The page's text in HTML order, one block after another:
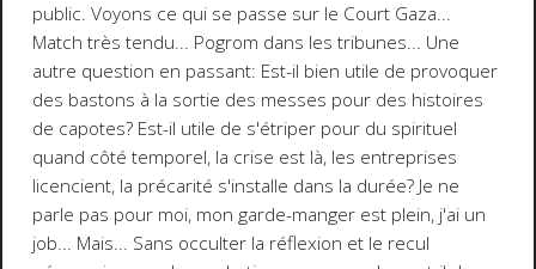
public. Voyons ce qui se passe sur le Court Gaza...
Match très tendu... Pogrom dans les tribunes... Une
autre question en passant: Est-il bien utile de provoquer
des bastons à la sortie des messes pour des histoires
de capotes? Est-il utile de s'étriper pour du spirituel
quand côté temporel, la crise est là, les entreprises
licencient, la précarité s'installe dans la durée? Je ne
parle pas pour moi, mon garde-manger est plein, j'ai un
job... Mais... Sans occulter la réflexion et le recul